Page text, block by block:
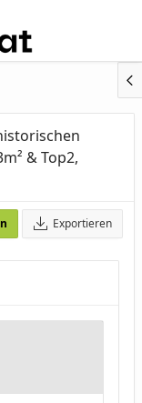
& Top2,
Exportieren